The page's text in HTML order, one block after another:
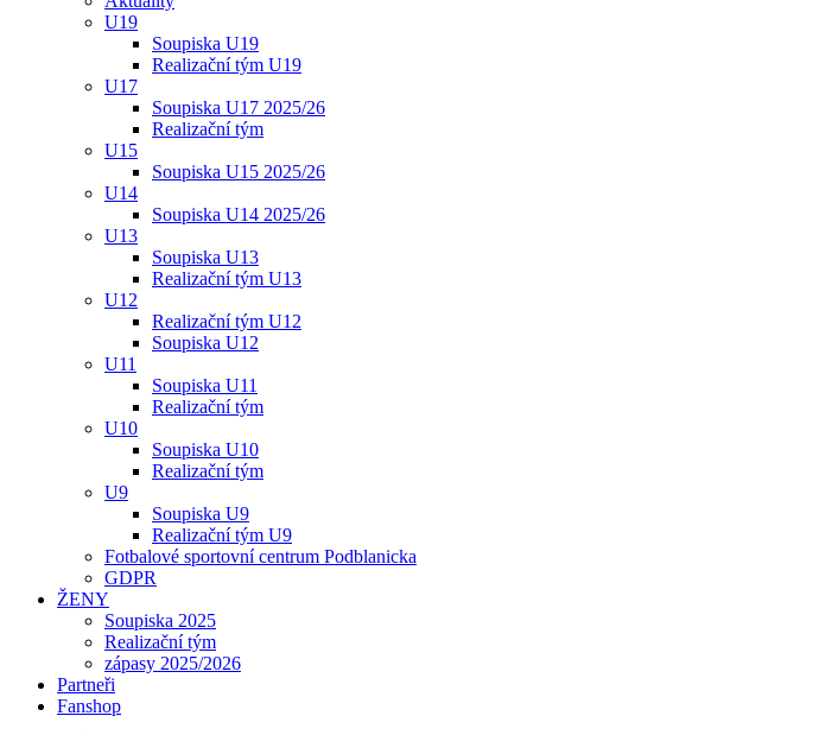
U19
Soupiska U19
Realizační tým U19
U17
Soupiska U17 2025/26
Realizační tým
U15
Soupiska U15 2025/26
U14
Soupiska U14 2025/26
U13
Soupiska U13
Realizační tým U13
U12
Realizační tým U12
Soupiska U12
U11
Soupiska U11
Realizační tým
U10
Soupiska U10
Realizační tým
U9
Soupiska U9
Realizační tým U9
Fotbalové sportovní centrum Podblanicka
GDPR
ŽENY
Soupiska 2025
Realizační tým
zápasy 2025/2026
Partneři
Fanshop